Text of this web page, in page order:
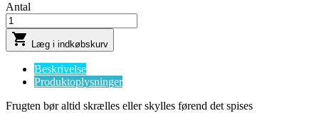
Antal
 Læg i indkøbskurv
Beskrivelse
Produktoplysninger
Frugten bør altid skrælles eller skylles førend det spises